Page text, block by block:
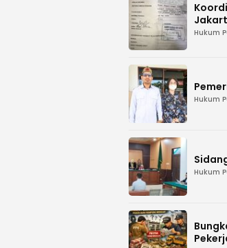
Hukum
Hukum
Hukum